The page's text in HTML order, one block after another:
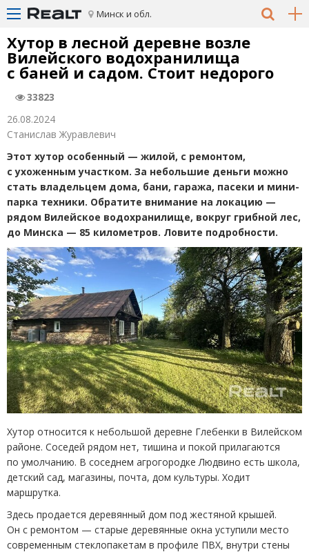
Минск и обл.
Хутор в лесной деревне возле
Вилейского водохранилища
с баней и садом. Стоит недорого
33823
26.08.2024
Станислав Журавлевич
Этот хутор особенный — жилой, с ремонтом,
с ухоженным участком. За небольшие деньги можно
стать владельцем дома, бани, гаража, пасеки и мини-
парка техники. Обратите внимание на локацию —
рядом Вилейское водохранилище, вокруг грибной лес,
до Минска — 85 километров. Ловите подробности.
Хутор относится к небольшой деревне Глебенки в Вилейском
районе. Соседей рядом нет, тишина и покой прилагаются
по умолчанию. В соседнем агрогородке Людвино есть школа,
детский сад, магазины, почта, дом культуры. Ходит
маршрутка.
Здесь продается деревянный дом под жестяной крышей.
Он с ремонтом — старые деревянные окна уступили место
современным стеклопакетам в профиле ПВХ, внутри стены